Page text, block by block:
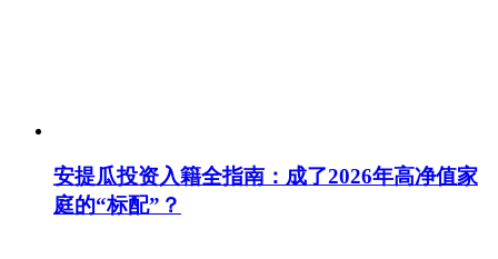
安提瓜投资入籍全指南：成了2026年高净值家
庭的“标配”？